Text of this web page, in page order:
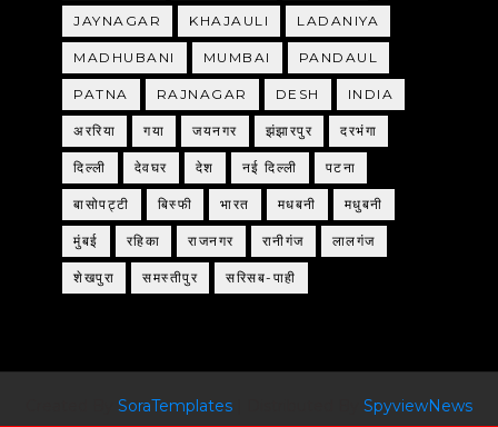
JAYNAGAR KHAJAULI LADANIYA
MADHUBANI MUMBAI PANDAUL
PATNA RAJNAGAR DESH INDIA
अररिया गया जयनगर झंझारपुर दरभंगा
दिल्ली देवघर देश नई दिल्ली पटना
बासोपट्टी बिस्फी भारत मधबनी मधुबनी
मुंबई रहिका राजनगर रानीगंज लालगंज
शेखपुरा समस्तीपुर सरिसब-पाही
SoraTemplates| Distributed By SpyviewNews